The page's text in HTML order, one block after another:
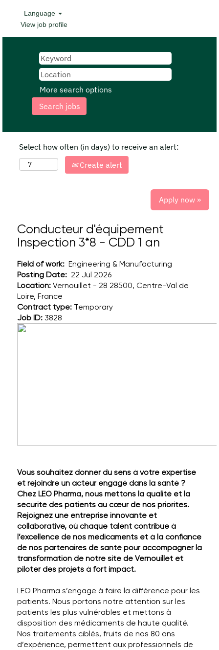
Language
View job profile
More search options
Select how often (in days) to receive an alert:
Create alert
Apply now »
Conducteur d'équipement
Inspection 3*8 - CDD 1 an
Field of work: Engineering & Manufacturing
Posting Date: 22 Jul 2026
Location: Vernouillet - 28 28500, Centre-Val de
Loire, France
Contract type: Temporary
Job ID: 3828
Vous souhaitez donner du sens à votre expertise
et rejoindre un acteur engagé dans la santé ?
Chez LEO Pharma, nous mettons la qualité et la
sécurité des patients au cœur de nos priorités.
Rejoignez une entreprise innovante et
collaborative, où chaque talent contribue à
l’excellence de nos médicaments et à la confiance
de nos partenaires de santé pour accompagner la
transformation de notre site de Vernouillet et
piloter des projets à fort impact.
LEO Pharma s’engage à faire la différence pour les
patients. Nous portons notre attention sur les
patients les plus vulnérables et mettons à
disposition des médicaments de haute qualité.
Nos traitements ciblés, fruits de nos 80 ans
d’expérience, permettent aux professionnels de